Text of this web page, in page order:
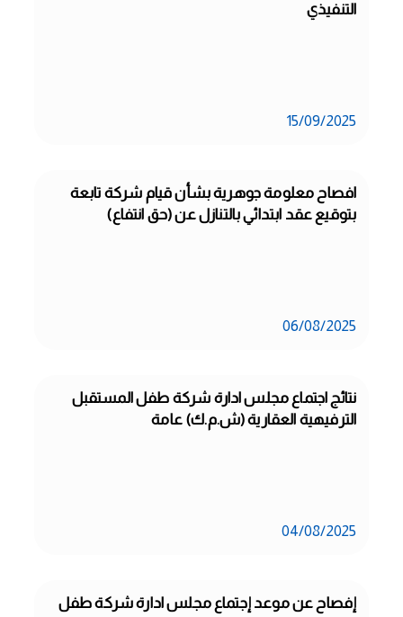
التنفيذي
15/09/2025
بتوقيع عقد ابتدائي بالتنازل عن (حق انتفاع)
06/08/2025
الترفيهية العقارية (ش.م.ك) عامة
04/08/2025